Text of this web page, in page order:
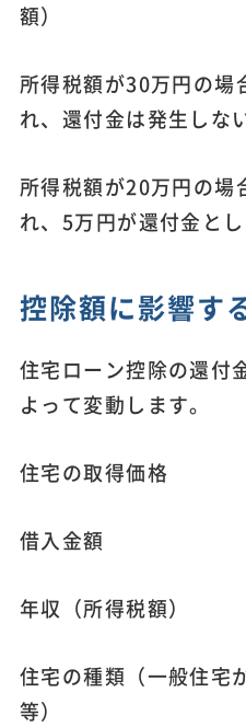
額）
所得税額が30万円の場
れ、還付金は発生しな
所得税額が20万円の場
れ、5万円が還付金と
控除額に影響す
住宅ローン控除の還付
よって変動します。
住宅の取得価格
借入金額
年収（所得税額）
住宅の種類（一般住宅
等）